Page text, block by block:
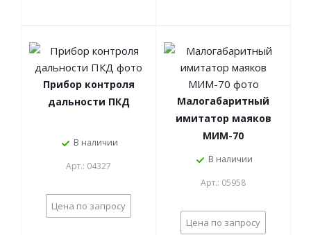
Прибор контроля
дальности ПКД
В наличии
Арт.: 04327
Цена по запросу
Малогабаритный
имитатор маяков
МИМ-70
В наличии
Арт.: 05958
Цена по запросу